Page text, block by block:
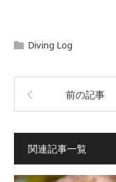
Diving Log
前の記事
関連記事一覧